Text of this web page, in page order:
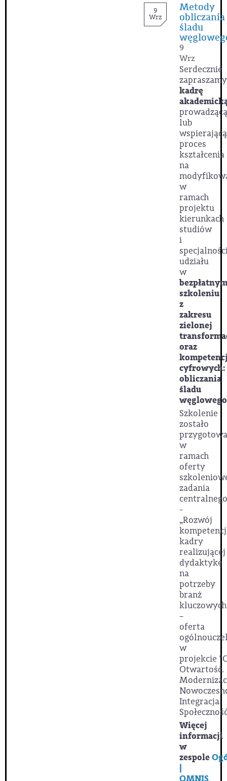
9
Wrz
Metody
obliczania
śladu
9
Wrz
Serdecznie
zapraszamy
kadrę
prowadzącą
lub
wspierającą
proces
kształcenia
na
w
ramach
projektu
kierunkach
studiów
i
udziału
w
bezpłatnym
szkoleniu
z
zakresu
zielonej
oraz
obliczania
śladu
Szkolenie
zostało
w
ramach
oferty
zadania
-
„Rozwój
kadry
realizującej
dydaktykę
na
potrzeby
branż
–
oferta
w
projekcie
Otwartość.
Integracja.
Więcej
informacji
w
zespole
|